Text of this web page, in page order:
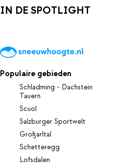
IN DE SPOTLIGHT
Populaire gebieden
Schladming - Dachstein
Tauern
Scuol
Salzburger Sportwelt
Großarltal
Schetteregg
Lofsdalen